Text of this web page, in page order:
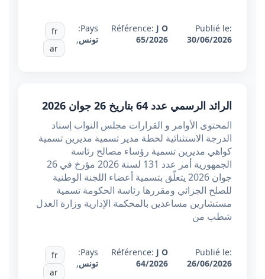
Publié le:
30/06/2026
Référence: J O
65/2026
Pays:
تونس,
fr
ar
الرائد الرسمي عدد 64 بتاريخ 26 جوان 2026
المحتوى الأوامر و القرارات مجلس النواب إسناد
الدرجة الاستثنائية لخطة مدير تسمية مديرين تسمية
كواهي مديرين تسمية رؤساء مصالح رئاسة
الجمهورية أمر عدد 131 لسنة 2026 مؤرخ في 26
جوان 2026 يتعلّق بتسمية أعضاء اللجنة الوطنية
للصلح الجزائي ومقررها رئاسة الحكومة تسمية
مستشارين مساعدين بالمحكمة الإدارية وزارة العدل
شطب من
Publié le:
26/06/2026
Référence: J O
64/2026
Pays:
تونس,
fr
ar